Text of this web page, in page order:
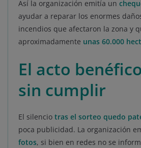
Así la organización emitía un
ayudar a reparar los enormes
incendios que afectaron la zona y
aproximadamente unas 60.000
El acto
sin cumplir
El silencio tras el sorteo quedo
poca publicidad. La organización
fotos, si bien en redes no se